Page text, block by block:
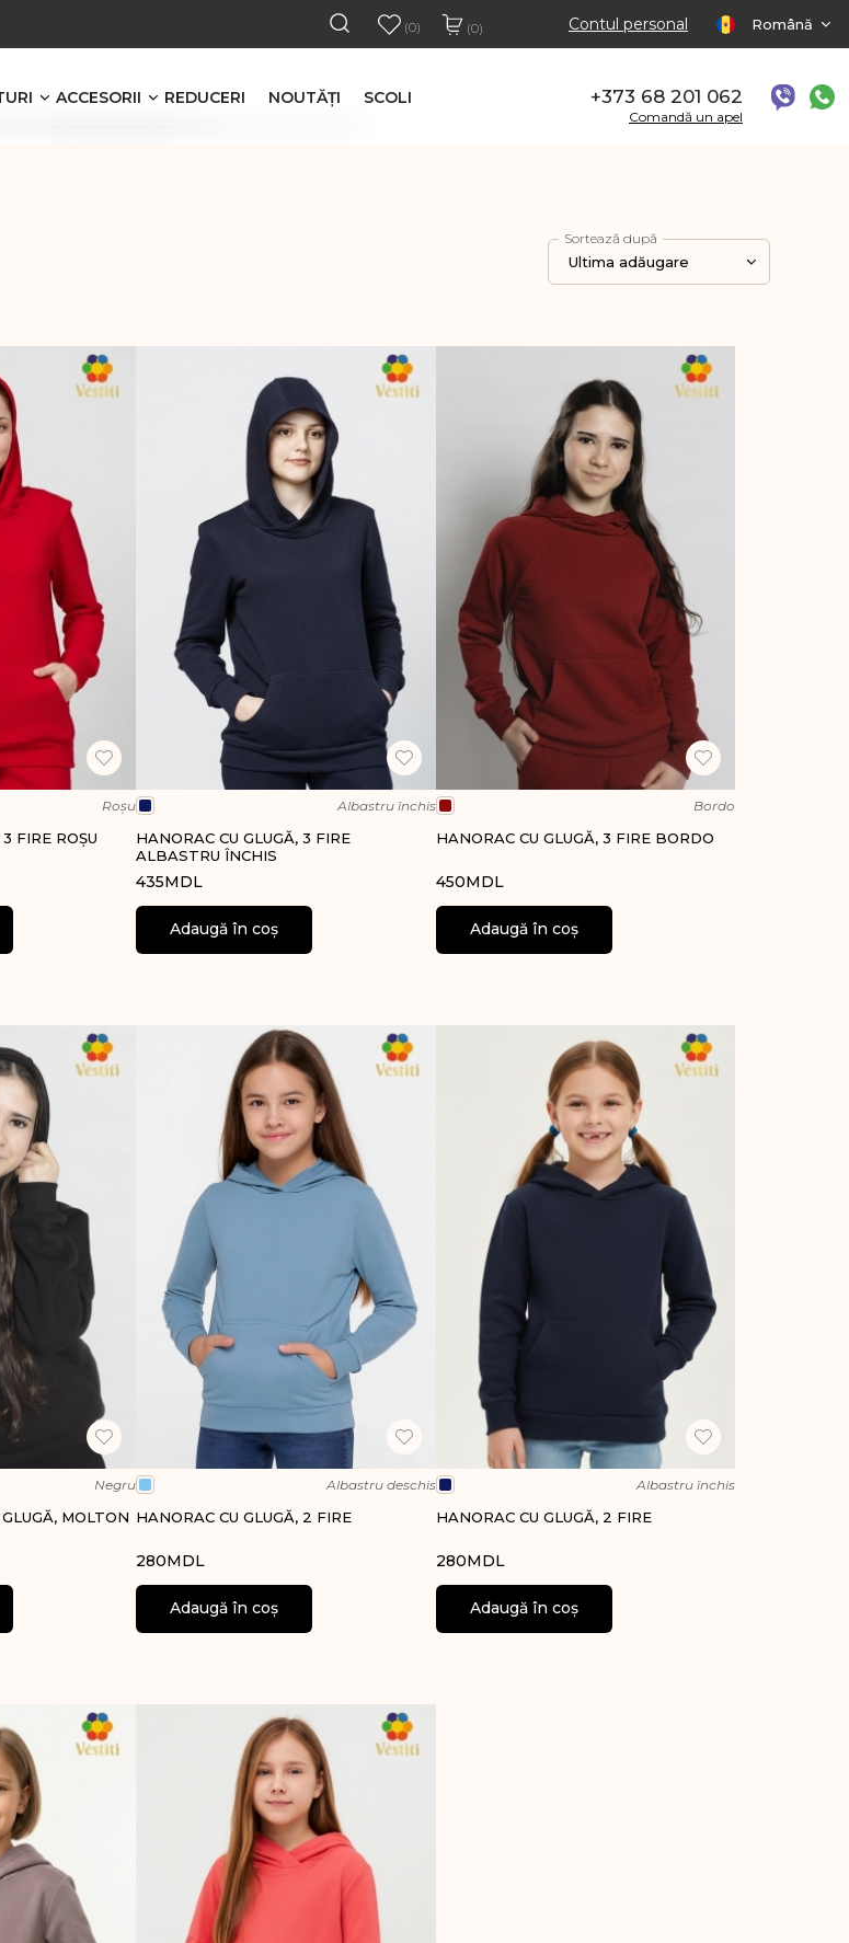
(0) (0) Contul personal Română
cu glugă
fără glugă
de sport
cu glugă
fără glugă
Pantaloni de sport
polo
Tricouri simple
Bluze cu nasturi
Treninguri
Pantaloni de sport
Hanorace
ACCESORII
Căciula
Bentiță pentru cap, bordo
REDUCERI NOUTĂŢI SCOLI +373 68 201 062
Comandă un apel
Sortează după
Ultima adăugare
Roșu
FIRE ROȘU
Albastru închis
HANORAC CU GLUGĂ, 3 FIRE
ALBASTRU ÎNCHIS
435MDL
Adaugă în coș
Bordo
HANORAC CU GLUGĂ, 3 FIRE BORDO
450MDL
Adaugă în coș
Negru
MOLTON
Albastru deschis
HANORAC CU GLUGĂ, 2 FIRE
280MDL
Adaugă în coș
Albastru închis
HANORAC CU GLUGĂ, 2 FIRE
280MDL
Adaugă în coș